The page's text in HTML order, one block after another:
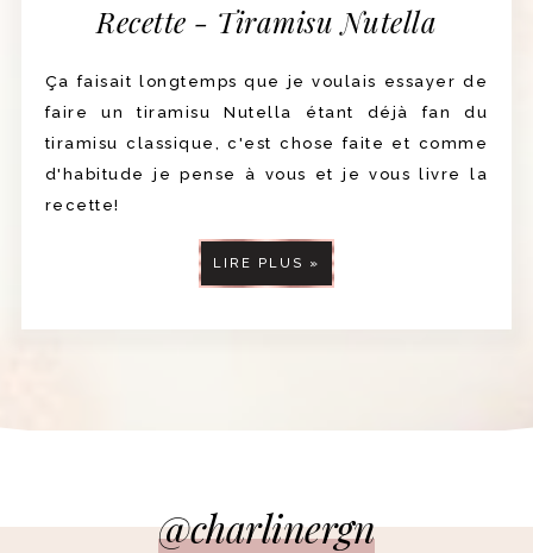
Recette - Tiramisu Nutella
Ça faisait longtemps que je voulais essayer de
faire un tiramisu Nutella étant déjà fan du
tiramisu classique, c'est chose faite et comme
d'habitude je pense à vous et je vous livre la
recette!
LIRE PLUS »
@charlinergn